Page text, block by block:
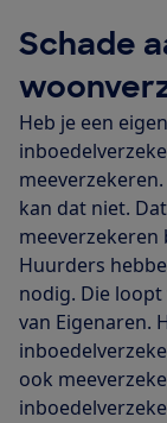
Schade
Heb je een
kan dat niet.
meeverzekeren
Huurders
nodig. Die
van Eigenaren.
ook